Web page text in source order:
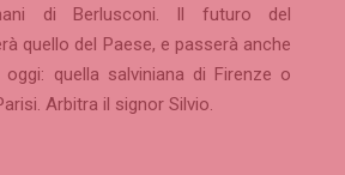
di Berlusconi. Il futuro del
quello del Paese, e passerà anche
quella salviniana di Firenze o
Arbitra il signor Silvio.